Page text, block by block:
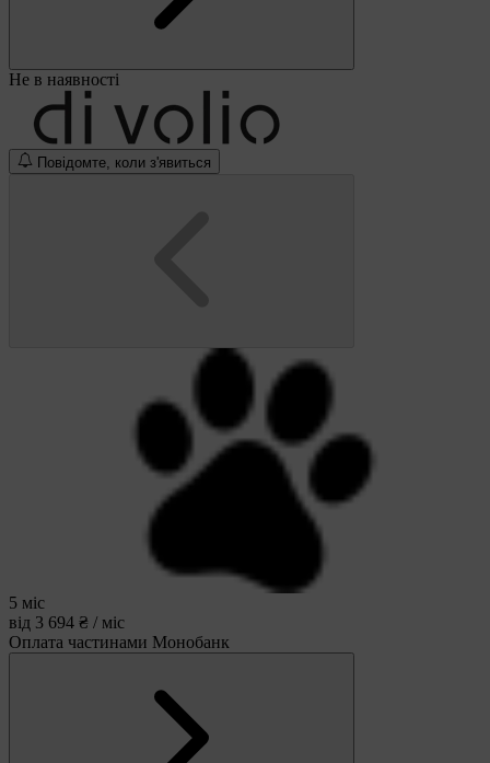
Не в наявності
Повідомте, коли з'явиться
5 міс
від 3 694 ₴ / міс
Оплата частинами Монобанк